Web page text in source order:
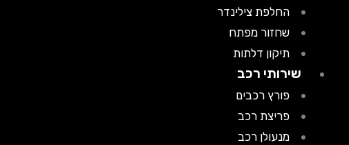
החלפת צילינדר
שחזור מפתח
תיקון דלתות
שירותי רכב
פורץ רכבים
פריצת רכב
מנעולן רכב